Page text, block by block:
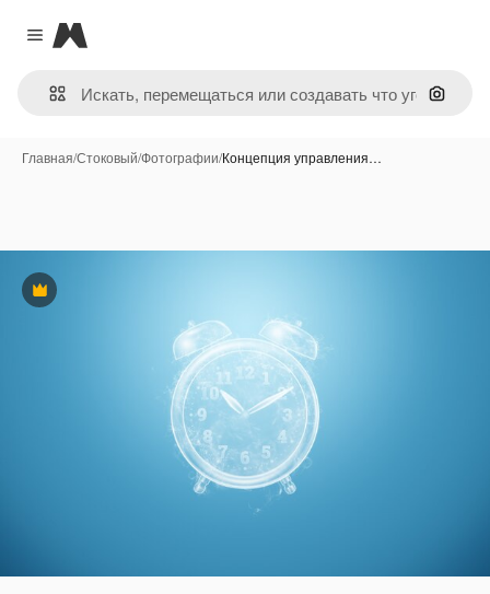
Close menu
Magnific
Поиск
Главная/Стоковый/Фотографии/Концепция управления…
Премиум